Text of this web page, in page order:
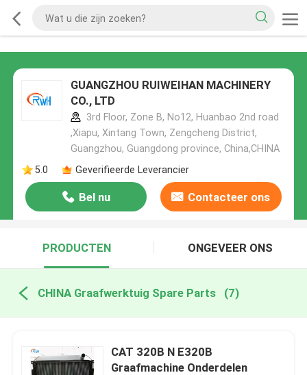
GUANGZHOU RUIWEIHAN MACHINERY
CO., LTD
3rd Floor, Zone B, No12, Huanbao 2nd road
,Xiapu, Xintang Town, Zengcheng District,
Guangzhou, Guangdong province, China,CHINA
5.0
Geverifieerde Leverancier
Bel nu Contacteer ons
PRODUCTEN ONGEVEER ONS
CHINA Graafwerktuig Spare Parts (7)
CAT 320B N E320B
Graafmachine Onderdelen